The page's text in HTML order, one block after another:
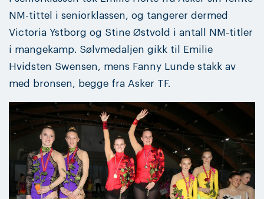
NM-tittel i seniorklassen, og tangerer dermed
Victoria Ystborg og Stine Østvold i antall NM-titler
i mangekamp. Sølvmedaljen gikk til Emilie
Hvidsten Swensen, mens Fanny Lunde stakk av
med bronsen, begge fra Asker TF.